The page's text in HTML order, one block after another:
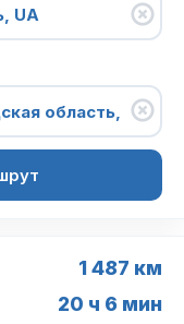
1 487 км
20 ч 6 мин